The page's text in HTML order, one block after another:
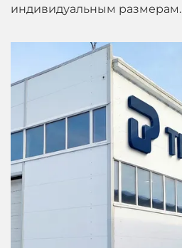
индивидуальным размерам.